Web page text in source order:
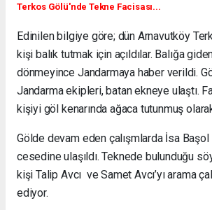
Terkos Gölü'nde Tekne Facisası...
Edinilen bilgiye göre; dün Arnavutköy
kişi balık tutmak için açıldılar. Balığa
dönmeyince Jandarmaya haber verildi.
Jandarma ekipleri, batan ekneye ulaştı.
kişiyi göl kenarında ağaca tutunmuş
Gölde devam eden çalışmlarda İsa
cesedine ulaşıldı. Teknede bulunduğu
kişiTalip Avcı ve Samet Avcı’yı arama
ediyor.